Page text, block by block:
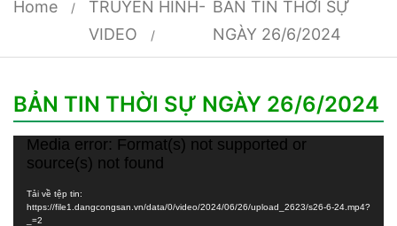
Home
TRUYỀN HÌNH-
VIDEO
BẢN TIN THỜI SỰ
NGÀY 26/6/2024
BẢN TIN THỜI SỰ NGÀY 26/6/2024
Trình
chơi
Video
Media error: Format(s) not supported or
source(s) not found
Tải về tệp tin:
https://file1.dangcongsan.vn/data/0/video/2024/06/26/upload_2623/s26-6-24.mp4?
_=2